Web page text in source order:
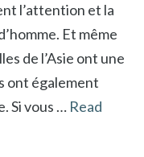
l’attention et la
Et même
de l’Asie ont une
ont également
Si vous … Read